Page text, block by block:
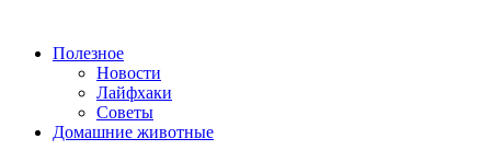
Полезное
Новости
Лайфхаки
Советы
Домашние животные